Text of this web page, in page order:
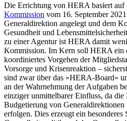
Die Errichtung von HERA basiert auf
Kommission vom 16. September
Generaldirektion angelegt und dem
Gesundheit und
zu einer Agentur ist HERA da­mit
Kommis­sion. Im Kern soll HERA ein
koordiniertes Vorgehen der
Vorsorge und Krisenreaktion –
sind zwar über das »HERA-Board«
an der Wahrnehmung der Aufgaben
einziger unmittelbarer Einfluss, da
Budgetierung von
erfolgen. Dies erzeugt ein besonderes